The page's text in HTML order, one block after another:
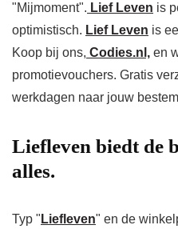
"Mijmoment". Lief Leven is
optimistisch. Lief Leven is
Koop bij ons, Codies.nl, en
promotievouchers. Gratis
werkdagen naar jouw
Liefleven biedt de
alles.
Typ " Liefleven" en de